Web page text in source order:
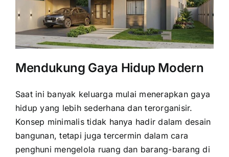
Mendukung Gaya Hidup Modern
Saat ini banyak keluarga mulai menerapkan gaya
hidup yang lebih sederhana dan terorganisir.
Konsep minimalis tidak hanya hadir dalam desain
bangunan, tetapi juga tercermin dalam cara
penghuni mengelola ruang dan barang-barang di